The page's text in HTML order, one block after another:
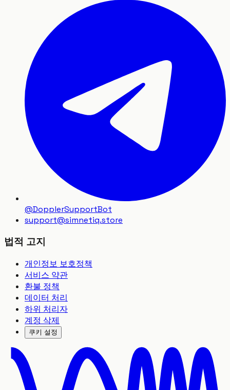
@DopplerSupportBot
support@simnetiq.store
법적 고지
개인정보 보호정책
서비스 약관
환불 정책
데이터 처리
하위 처리자
계정 삭제
쿠키 설정